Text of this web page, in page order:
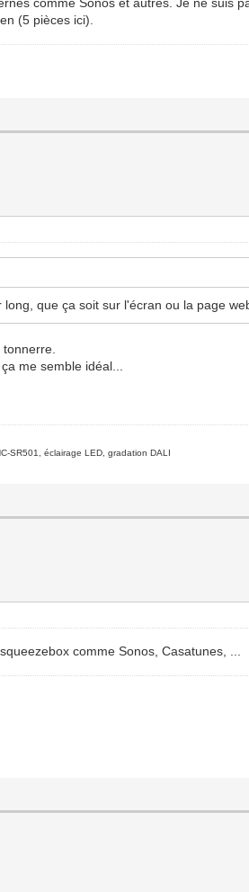
(5 pièces ici).
que ça soit sur l'écran ou la page
me semble idéal...
SR501, éclairage LED, gradation DALI
comme Sonos, Casatunes, ...